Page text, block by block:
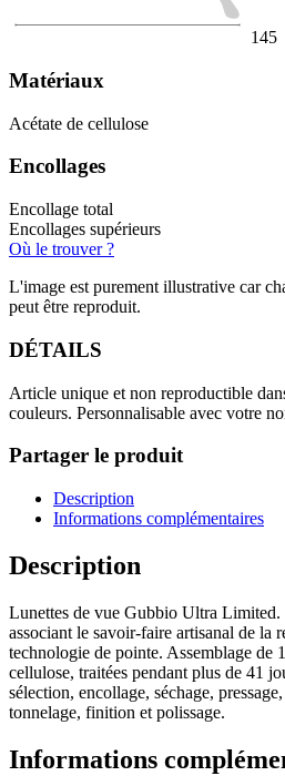
145
Matériaux
Acétate de cellulose
Encollages
Encollage total
Encollages supérieurs
Où le trouver ?
L'image est purement illustrative car
peut être reproduit.
DÉTAILS
Article unique et non reproductible
couleurs. Personnalisable avec votre
Partager le produit
Description
Informations complémentaires
Description
Lunettes de vue Gubbio Ultra Limited.
associant le savoir-faire artisanal de la
technologie de pointe. Assemblage de
cellulose, traitées pendant plus de 41
sélection, encollage, séchage,
tonnelage, finition et polissage.
Informations